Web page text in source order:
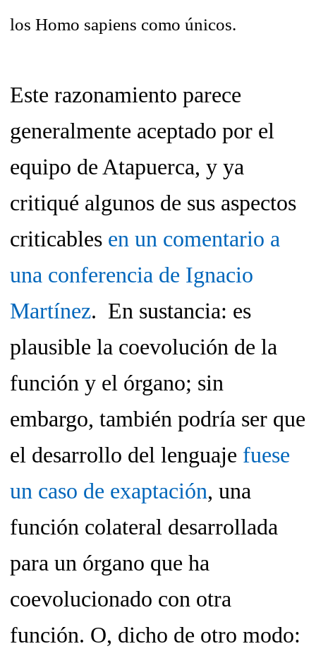
los Homo sapiens como únicos.
Este razonamiento parece
generalmente aceptado por el
equipo de Atapuerca, y ya
critiqué algunos de sus aspectos
criticables en un comentario a
una conferencia de Ignacio
Martínez. En sustancia: es
plausible la coevolución de la
función y el órgano; sin
embargo, también podría ser que
el desarrollo del lenguaje fuese
un caso de exaptación, una
función colateral desarrollada
para un órgano que ha
coevolucionado con otra
función. O, dicho de otro modo: